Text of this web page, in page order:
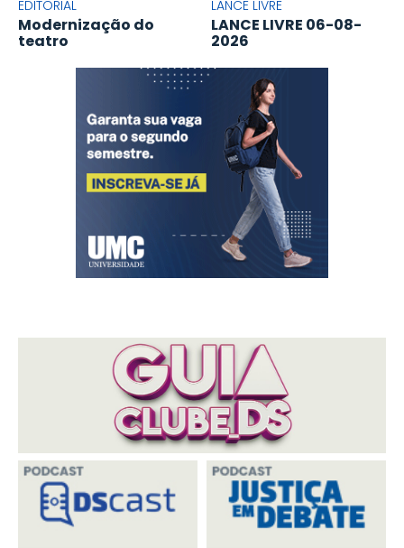
EDITORIAL
Modernização do
teatro
LANCE LIVRE
LANCE LIVRE 06-08-
2026